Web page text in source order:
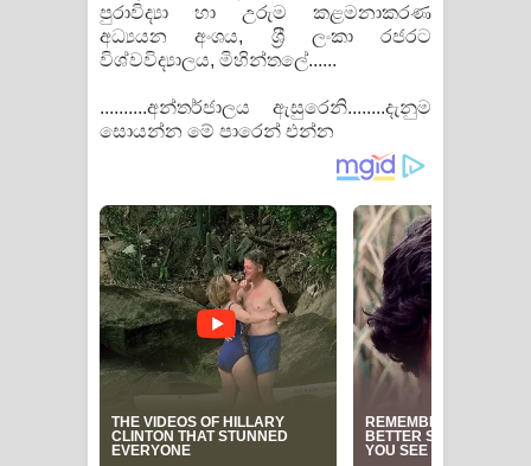
පුරාවිද්‍යා හා උරුම කළමනාකරණ
අධ්‍යයන අංශය, ශ‍්‍රී ලංකා රජරට
විශ්වවිද්‍යාලය, මිහින්තලේ......
..........අන්තර්ජාලය ඇසුරෙනි........දැනුම
සොයන්න මේ පාරෙන් එන්න